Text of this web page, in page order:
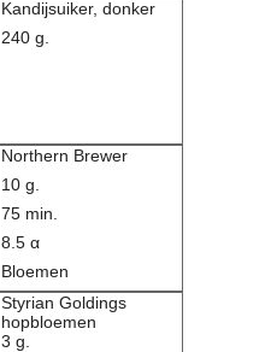
Kandijsuiker, donker
240 g.
Northern Brewer
10 g.
75 min.
8.5 α
Bloemen
Styrian Goldings
hopbloemen
3 g.